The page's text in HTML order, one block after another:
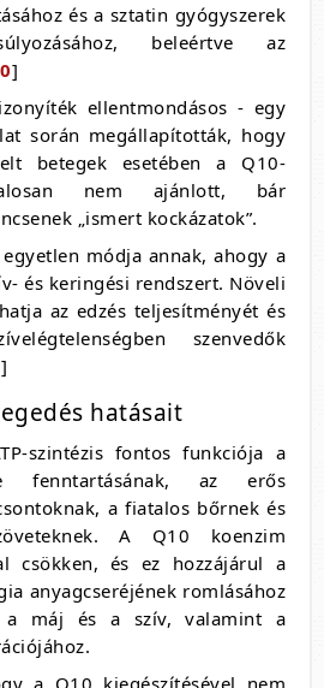
és a sztatin gyógyszerek
beleértve az
]
ellentmondásos - egy
során megállapították, hogy
betegek esetében a Q10-
nem ajánlott, bár
„ismert kockázatok”.
módja annak, ahogy a
és keringési rendszert. Növeli
az edzés teljesítményét és
szenvedők
]
hatásait
szintézis fontos funkciója a
fenntartásának, az erős
a fiatalos bőrnek és
A Q10 koenzim
csökken, és ez hozzájárul a
anyagcseréjének romlásához
máj és a szív, valamint a
a Q10 kiegészítésével nem